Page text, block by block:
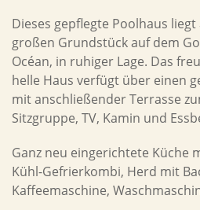
Dieses gepflegte Poolhaus
großen Grundstück auf dem
Océan, in ruhiger Lage. Das
helle Haus verfügt über einen
mit anschließender Terrasse
Sitzgruppe, TV, Kamin und
Ganz neu eingerichtete Küche
Kühl-Gefrierkombi, Herd mit
Kaffeemaschine,